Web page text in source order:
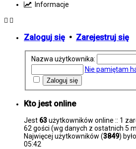
Informacje
Zaloguj się • Zarejestruj się
Nazwa użytkownika:
Nie pamiętam
Kto jest online
Jest 63użytkowników online :: 1
62 gości (wg danych z ostatnich 5
Najwięcej użytkowników (3849)
05:42